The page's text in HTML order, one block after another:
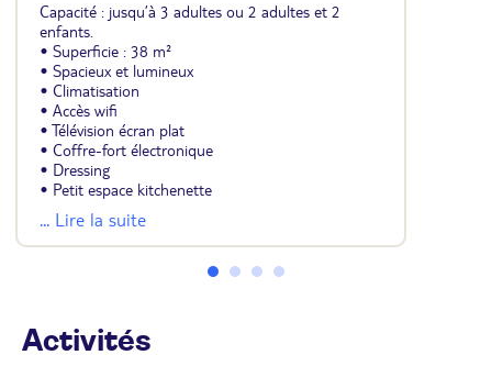
Capacité : jusqu’à 3 adultes ou 2 adultes et 2
enfants.
• Superficie : 38 m²
• Spacieux et lumineux
• Climatisation
• Accès wifi
• Télévision écran plat
• Coffre-fort électronique
• Dressing
• Petit espace kitchenette
• Salle de bains avec baignoire ou douche et
sèche-cheveux
• Vue jardin ou piscine
... Lire la suite
Activités